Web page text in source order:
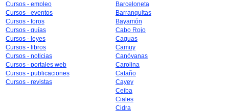
Cursos - empleo
Cursos - eventos
Cursos - foros
Cursos - guías
Cursos - leyes
Cursos - libros
Cursos - noticias
Cursos - portales web
Cursos - publicaciones
Cursos - revistas
Barceloneta
Barranquitas
Bayamón
Cabo Rojo
Caguas
Camuy
Canóvanas
Carolina
Cataño
Cayey
Ceiba
Ciales
Cidra